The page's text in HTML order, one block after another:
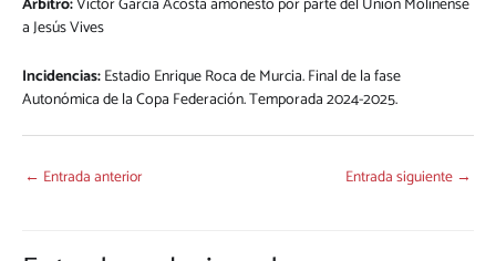
Árbitro:Víctor García Acosta amonestó por parte del Unión Molinense
a Jesús Vives
Incidencias:Estadio Enrique Roca de Murcia. Final de la fase
Autonómica de la Copa Federación. Temporada 2024-2025.
← Entrada anterior Entrada siguiente →